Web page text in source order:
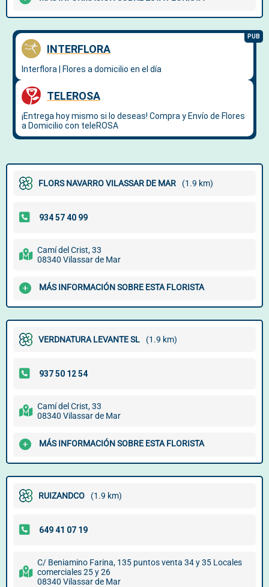
FLORS NAVARRO VILASSAR DE MAR (1.9 km)
Camí del Crist, 33
08340 Vilassar de Mar
MÁS INFORMACIÓN SOBRE ESTA FLORISTA
VERDNATURA LEVANTE SL (1.9 km)
Camí del Crist, 33
08340 Vilassar de Mar
MÁS INFORMACIÓN SOBRE ESTA FLORISTA
RUIZANDCO (1.9 km)
C/ Beniamino Farina, 135 puntos venta 34 y 35 Locales
comerciales 25 y 26
08340 Vilassar de Mar